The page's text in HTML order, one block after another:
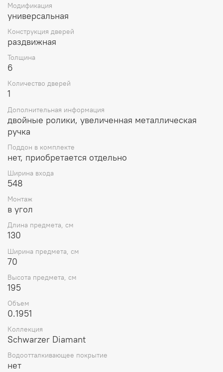
Модификация
универсальная
Конструкция дверей
раздвижная
Толщина
6
Количество дверей
1
Дополнительная информация
двойные ролики, увеличенная металлическая
ручка
Поддон в комплекте
нет, приобретается отдельно
Ширина входа
548
Монтаж
в угол
Длина предмета, см
130
Ширина предмета, см
70
Высота предмета, см
195
Объем
0.1951
Коллекция
Schwarzer Diamant
Водоотталкивающее покрытие
нет